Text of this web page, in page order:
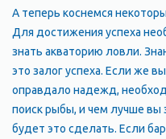
А теперь коснемся
Для достижения успеха
знать акваторию ловли.
это залог успеха. Если же
оправдало надежд,
поиск рыбы, и чем лучше вы
будет это сделать. Если